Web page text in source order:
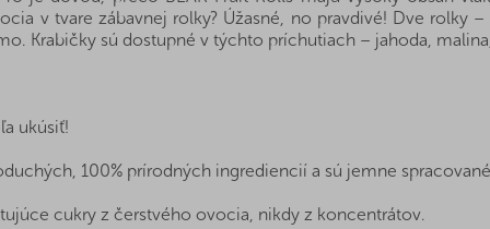
v tvare zábavnej rolky? Úžasné, no pravdivé! Dve rolky
Krabičky sú dostupné v týchto príchutiach – jahoda,
ukúsiť!
100% prírodných ingrediencií a sú jemne
cukry z čerstvého ovocia, nikdy z koncentrátov.